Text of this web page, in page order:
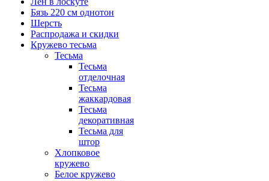
Бязь 220 см однотон
Шерсть
Распродажа и скидки
Кружево тесьма
Тесьма
Тесьма
отделочная
Тесьма
жаккардовая
Тесьма
декоративная
Тесьма для
штор
Хлопковое
кружево
Белое кружево